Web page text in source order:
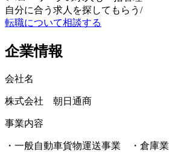
自分に合う求人を探してもらう /
転職について相談する
企業情報
会社名
株式会社 朝日通商
事業内容
・一般自動車貨物運送事業 ・倉庫業